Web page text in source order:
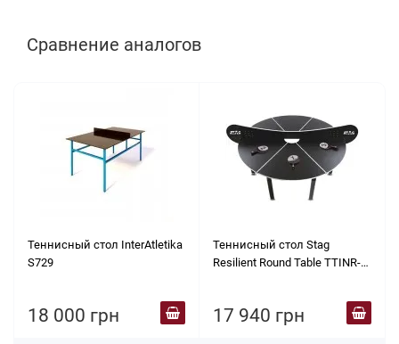
Сравнение аналогов
Теннисный стол InterAtletika
S729
18 000 грн
Теннисный стол Stag
Resilient Round Table TTINR-
17 940 грн